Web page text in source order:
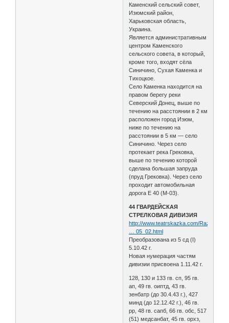
Каменский сельский совет,
Изюмский район,
Харьковская область,
Украина.
Является административным
центром Каменского
сельского совета, в который,
кроме того, входят сёла
Синичино, Сухая Каменка и
Тихоцкое.
Село Каменка находится на
правом берегу реки
Северский Донец, выше по
течению на расстоянии в 2 км
расположен город Изюм,
ниже по течению на
расстоянии в 5 км — село
Синичино. Через село
протекает река Грековка,
выше по течению которой
сделана большая запруда
(пруд Грековка). Через село
проходит автомобильная
дорога E 40 (М-03).
44 ГВАРДЕЙСКАЯ
СТРЕЛКОВАЯ ДИВИЗИЯ
http://www.teatrskazka.com/Raznoe/
… 05_02.html
Преобразована из 5 сд (I)
5.10.42 г.
Новая нумерация частям
дивизии присвоена 1.11.42 г.
128, 130 и 133 гв. сп, 95 гв.
ап, 49 гв. оиптд, 43 гв.
зенбатр (до 30.4.43 г.), 427
минд (до 12.12.42 г.), 46 гв.
рр, 48 гв. сапб, 66 гв. обс, 517
(51) медсанбат, 45 гв. орхз,